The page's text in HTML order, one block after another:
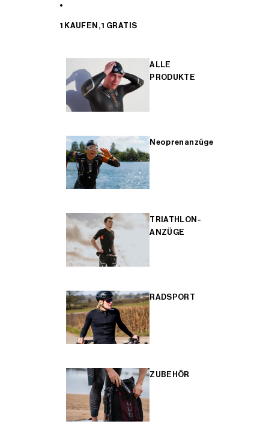
1 KAUFEN, 1 GRATIS
ALLE
PRODUKTE
Neoprenanzüge
TRIATHLON-
ANZÜGE
RADSPORT
ZUBEHÖR